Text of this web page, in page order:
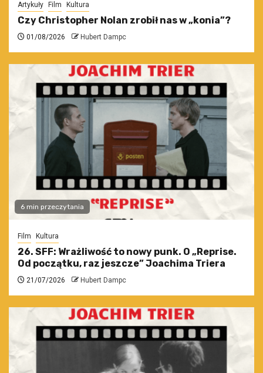
Artykuły Film Kultura
Czy Christopher Nolan zrobił nas w „konia”?
01/08/2026 Hubert Dampc
6 min przeczytania
Film Kultura
26. SFF: Wrażliwość to nowy punk. O „Reprise.
Od początku, raz jeszcze” Joachima Triera
21/07/2026 Hubert Dampc